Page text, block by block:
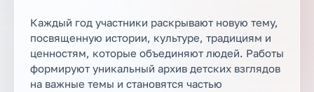
Каждый год участники раскрывают новую тему,
посвященную истории, культуре, традициям и
ценностям, которые объединяют людей. Работы
формируют уникальный архив детских взглядов
на важные темы и становятся частью